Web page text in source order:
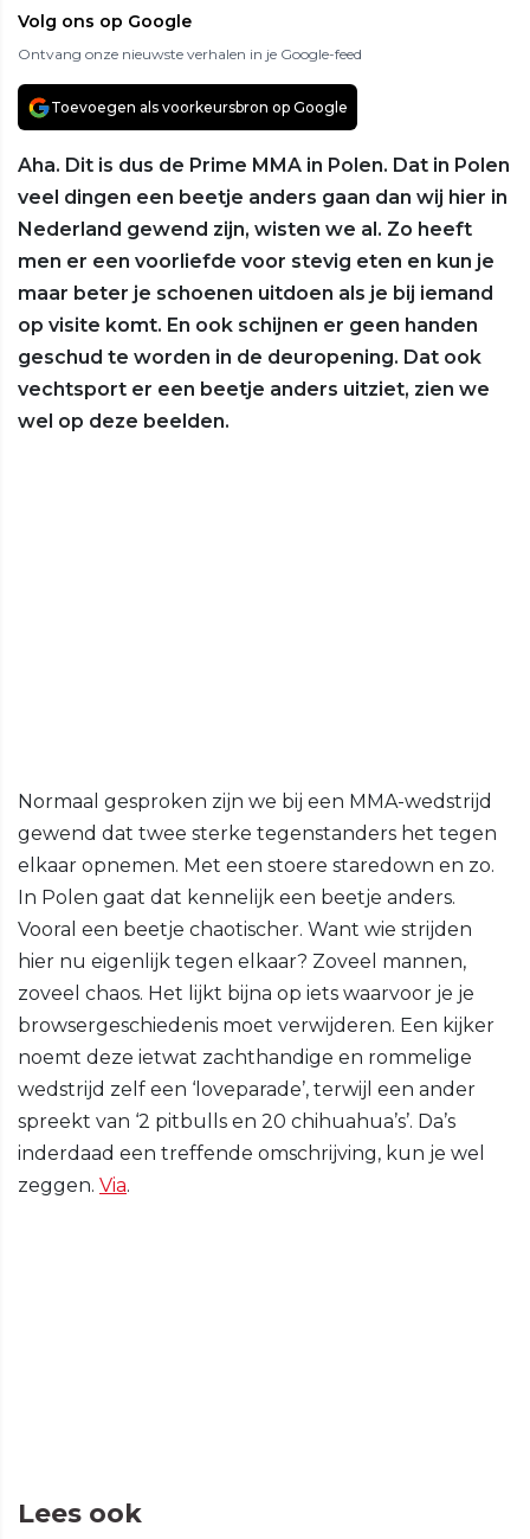
Volg ons op Google
Ontvang onze nieuwste verhalen in je Google-feed
Toevoegen als voorkeursbron op Google
Aha. Dit is dus de Prime MMA in Polen. Dat in Polen
veel dingen een beetje anders gaan dan wij hier in
Nederland gewend zijn, wisten we al. Zo heeft
men er een voorliefde voor stevig eten en kun je
maar beter je schoenen uitdoen als je bij iemand
op visite komt. En ook schijnen er geen handen
geschud te worden in de deuropening. Dat ook
vechtsport er een beetje anders uitziet, zien we
wel op deze beelden.
Normaal gesproken zijn we bij een MMA-wedstrijd
gewend dat twee sterke tegenstanders het tegen
elkaar opnemen. Met een stoere staredown en zo.
In Polen gaat dat kennelijk een beetje anders.
Vooral een beetje chaotischer. Want wie strijden
hier nu eigenlijk tegen elkaar? Zoveel mannen,
zoveel chaos. Het lijkt bijna op iets waarvoor je je
browsergeschiedenis moet verwijderen. Een kijker
noemt deze ietwat zachthandige en rommelige
wedstrijd zelf een ‘loveparade’, terwijl een ander
spreekt van ‘2 pitbulls en 20 chihuahua’s’. Da’s
inderdaad een treffende omschrijving, kun je wel
zeggen. Via.
Lees ook